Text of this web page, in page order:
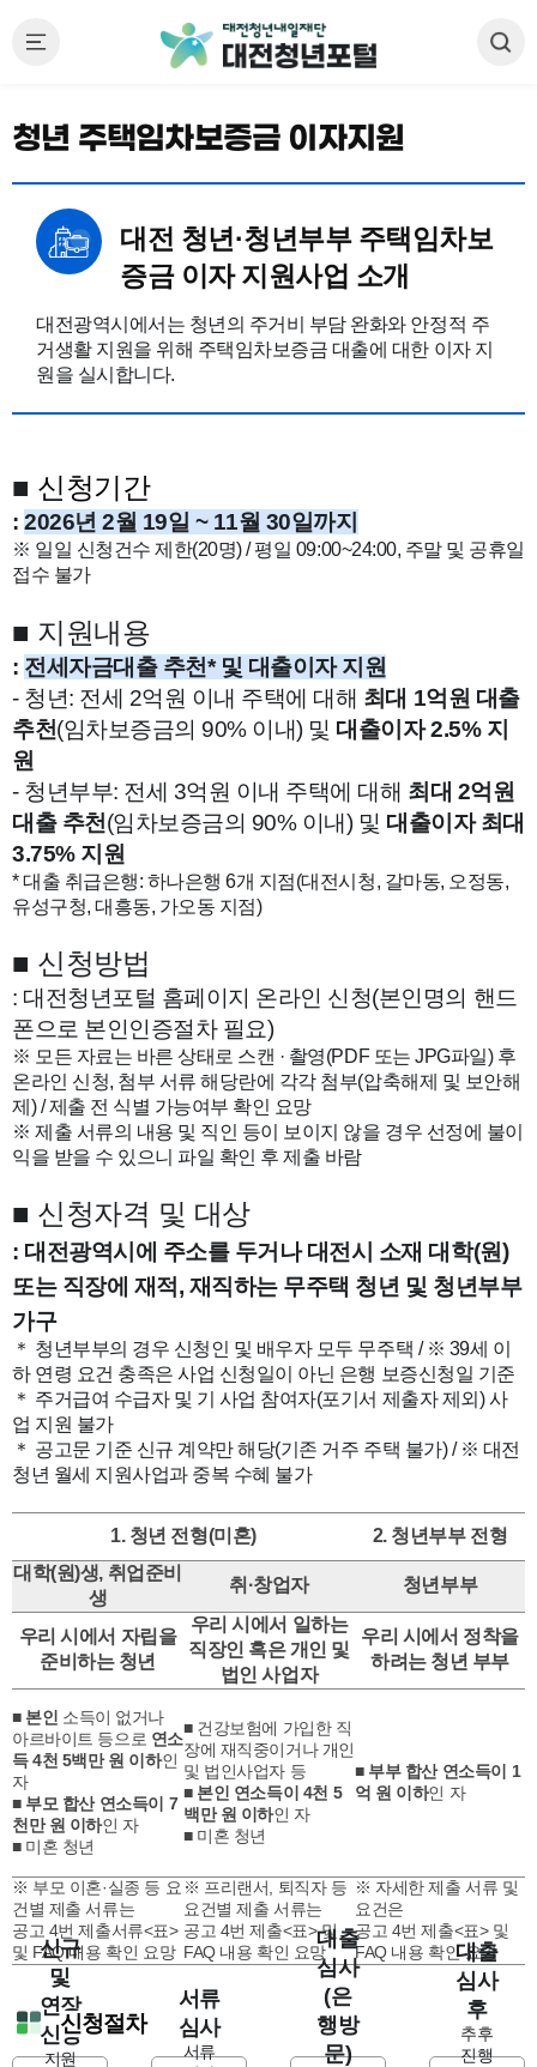
청년 주택임차보증금 이자지원
대전 청년·청년부부 주택임차보
증금 이자 지원사업 소개
대전광역시에서는 청년의 주거비 부담 완화와 안정적 주
거생활 지원을 위해 주택임차보증금 대출에 대한 이자 지
원을 실시합니다.
■ 신청기간
:2026년 2월 19일 ~ 11월 30일까지
※ 일일 신청건수 제한(20명) / 평일 09:00~24:00, 주말 및 공휴일
접수 불가
■ 지원내용
: 전세자금대출 추천* 및 대출이자 지원
- 청년: 전세 2억원 이내 주택에 대해 최대 1억원 대출
추천(임차보증금의 90% 이내) 및 대출이자 2.5% 지
원
- 청년부부: 전세 3억원 이내 주택에 대해 최대 2억원
대출 추천(임차보증금의 90% 이내) 및 대출이자 최대
3.75% 지원
* 대출 취급은행: 하나은행 6개 지점(대전시청, 갈마동, 오정동,
유성구청, 대흥동, 가오동 지점)
■ 신청방법
: 대전청년포털 홈페이지 온라인 신청(본인명의 핸드
폰으로 본인인증절차 필요)
※ 모든 자료는 바른 상태로 스캔 · 촬영(PDF 또는 JPG파일) 후
온라인 신청, 첨부 서류 해당란에 각각 첨부(압축해제 및 보안해
제) / 제출 전 식별 가능여부 확인 요망
※ 제출 서류의 내용 및 직인 등이 보이지 않을 경우 선정에 불이
익을 받을 수 있으니 파일 확인 후 제출 바람
■ 신청자격 및 대상
: 대전광역시에 주소를 두거나 대전시 소재 대학(원)
또는 직장에 재적, 재직하는 무주택 청년 및 청년부부
가구
＊ 청년부부의 경우 신청인 및 배우자 모두 무주택 / ※ 39세 이
하 연령 요건 충족은 사업 신청일이 아닌 은행 보증신청일 기준
＊ 주거급여 수급자 및 기 사업 참여자(포기서 제출자 제외) 사
업 지원 불가
＊ 공고문 기준 신규 계약만 해당(기존 거주 주택 불가) / ※ 대전
청년 월세 지원사업과 중복 수혜 불가
1. 청년 전형(미혼)
2. 청년부부 전형
대학(원)생, 취업준비
생
취·창업자 청년부부
우리 시에서 자립을
준비하는 청년
우리 시에서 일하는
직장인 혹은 개인 및
법인 사업자
우리 시에서 정착을
하려는 청년 부부
■ 본인 소득이 없거나
아르바이트 등으로 연소
득 4천 5백만 원 이하인
자
■ 부모 합산 연소득이 7
천만 원 이하인 자
■ 미혼 청년
■ 건강보험에 가입한 직
장에 재직중이거나 개인
및 법인사업자 등
■ 본인 연소득이 4천 5
백만 원 이하인 자
■ 미혼 청년
■ 부부 합산 연소득이 1
억 원 이하인 자
※ 부모 이혼·실종 등 요
건별 제출 서류는
공고 4번 제출서류<표>
및 FAQ 내용 확인 요망
※ 프리랜서, 퇴직자 등
요건별 제출 서류는
공고 4번 제출<표> 및
FAQ 내용 확인 요망
※ 자세한 제출 서류 및
요건은
공고 4번 제출<표> 및
FAQ 내용 확인 요망
신청절차
신규
및
연장
신청
지원
서류
심사
서류
대출
심사
(은
행방
문)
대출
심사
후
추후
진행